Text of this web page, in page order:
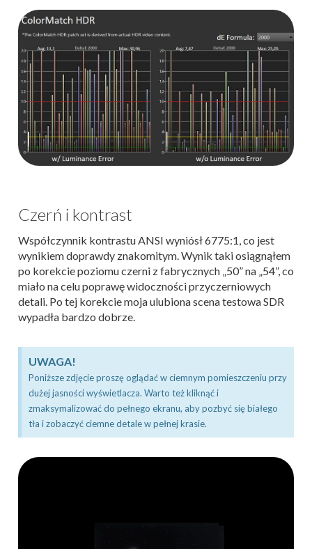
Czerń i kontrast
Współczynnik kontrastu ANSI wyniósł 6775:1, co jest
wynikiem doprawdy znakomitym. Wynik taki osiągnąłem
po korekcie poziomu czerni z fabrycznych „50” na „54”, co
miało na celu poprawę widoczności przyczerniowych
detali. Po tej korekcie moja ulubiona scena testowa SDR
wypadła bardzo dobrze.
UWAGA!
Poniższe zdjęcie proszę oglądać w ciemnym pomieszczeniu przy
dużej jasności wyświetlacza. Warto też kliknąć i
zmaksymalizować do pełnego ekranu, aby pozbyć się białego
tła i zobaczyć ciemne detale w pełnej krasie.